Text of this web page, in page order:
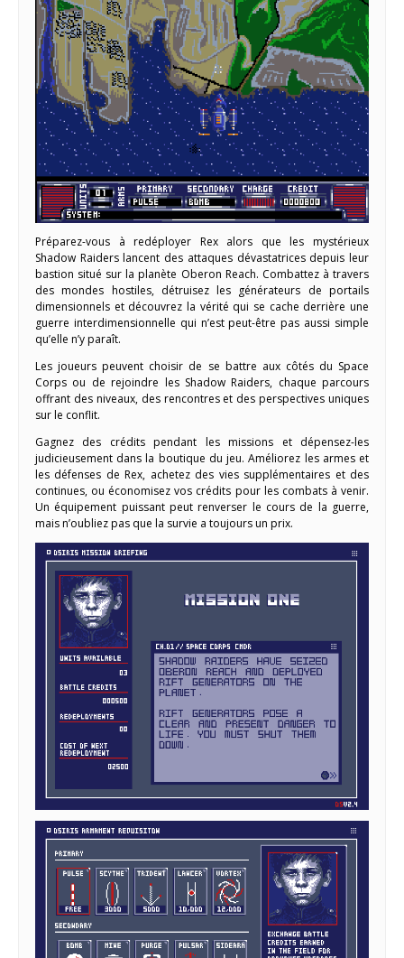
Préparez-vous à redéployer Rex alors que les mystérieux
Shadow Raiders lancent des attaques dévastatrices depuis leur
bastion situé sur la planète Oberon Reach. Combattez à travers
des mondes hostiles, détruisez les générateurs de portails
dimensionnels et découvrez la vérité qui se cache derrière une
guerre interdimensionnelle qui n’est peut-être pas aussi simple
qu’elle n’y paraît.
Les joueurs peuvent choisir de se battre aux côtés du Space
Corps ou de rejoindre les Shadow Raiders, chaque parcours
offrant des niveaux, des rencontres et des perspectives uniques
sur le conflit.
Gagnez des crédits pendant les missions et dépensez-les
judicieusement dans la boutique du jeu. Améliorez les armes et
les défenses de Rex, achetez des vies supplémentaires et des
continues, ou économisez vos crédits pour les combats à venir.
Un équipement puissant peut renverser le cours de la guerre,
mais n’oubliez pas que la survie a toujours un prix.